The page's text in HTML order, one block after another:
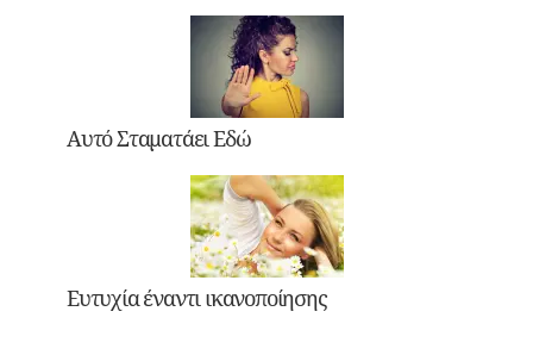
Αυτό Σταματάει Εδώ
Ευτυχία έναντι ικανοποίησης